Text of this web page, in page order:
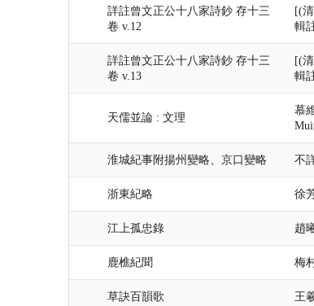
詳註曾文正公十八家詩鈔 存十三
卷 v.12
[(
輯
詳註曾文正公十八家詩鈔 存十三
卷 v.13
[(
輯
天儒並論 : 文理
慕
淮城紀事附揚州變略、京口變略 不
浙東紀略 徐
江上孤忠錄 趙
鹿樵紀聞 梅
草訣百韻歌 王